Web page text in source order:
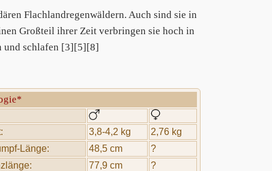
Flachlandregenwäldern. Auch sind sie in
Großteil ihrer Zeit verbringen sie hoch in
und schlafen [3][5][8]
3,8-4,2 kg
2,76 kg
Länge:
48,5 cm
?
77,9 cm ?